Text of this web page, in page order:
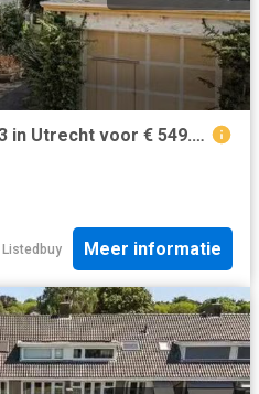
Huis te koop Filipijnen 113 in Utrecht voor € 549.000
Listedbuy Meer informatie